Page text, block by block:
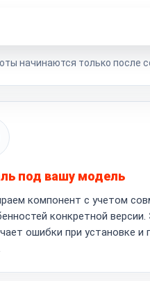
начинаются только после
под вашу модель
компонент с учетом
конкретной версии.
ошибки при установке и